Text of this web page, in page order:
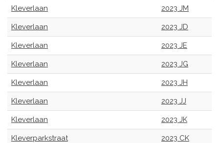
Kleverlaan 2023 JM
Kleverlaan 2023 JD
Kleverlaan 2023 JE
Kleverlaan 2023 JG
Kleverlaan 2023 JH
Kleverlaan 2023 JJ
Kleverlaan 2023 JK
Kleverparkstraat 2023 CK